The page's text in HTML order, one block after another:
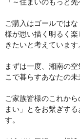
ご購入はゴールでは
様が思い描く明るく
きたいと考えています。
まずは一度、湘南の
こで暮らすあなたの
ご家族皆様のこれか
まい」とをお繋ぎす
す。